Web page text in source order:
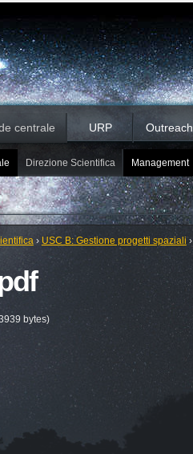
centrale URP Outreach
Direzione Scientifica Management
› USC B: Gestione progetti spaziali ›
bytes)